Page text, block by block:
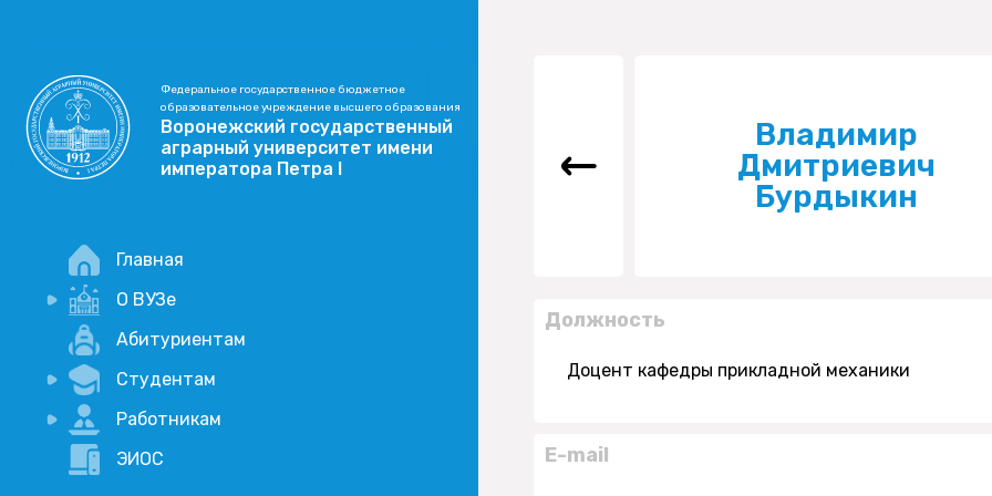
Федеральное государственное бюджетное
образовательное учреждение высшего образования
Воронежский государственный
аграрный университет имени
императора Петра I
Главная
О ВУЗе
Новости
Учебный процесс
Научная деятельность
Абитуриентам
Студентам
Портал дистанционого обучения
Академические отпуска
Работникам
Внимание, опрос!
ЭИОС
Владимир
Дмитриевич
Бурдыкин
Должность
Доцент кафедры прикладной механики
E-mail